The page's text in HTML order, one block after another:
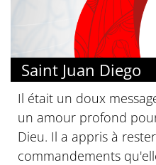
Saint Juan Diego
Il était un doux
un amour profond
Dieu. Il a appris à
commandements